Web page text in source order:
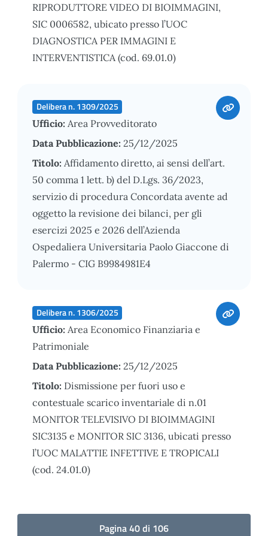
RIPRODUTTORE VIDEO DI BIOIMMAGINI,
SIC 0006582, ubicato presso l’UOC
DIAGNOSTICA PER IMMAGINI E
INTERVENTISTICA (cod. 69.01.0)
Delibera n. 1309/2025
Ufficio: Area Provveditorato
Data Pubblicazione: 25/12/2025
Titolo: Affidamento diretto, ai sensi dell’art.
50 comma 1 lett. b) del D.Lgs. 36/2023,
servizio di procedura Concordata avente ad
oggetto la revisione dei bilanci, per gli
esercizi 2025 e 2026 dell’Azienda
Ospedaliera Universitaria Paolo Giaccone di
Palermo - CIG B9984981E4
Delibera n. 1306/2025
Ufficio: Area Economico Finanziaria e
Patrimoniale
Data Pubblicazione: 25/12/2025
Titolo: Dismissione per fuori uso e
contestuale scarico inventariale di n.01
MONITOR TELEVISIVO DI BIOIMMAGINI
SIC3135 e MONITOR SIC 3136, ubicati presso
l’UOC MALATTIE INFETTIVE E TROPICALI
(cod. 24.01.0)
Pagina 40 di 106